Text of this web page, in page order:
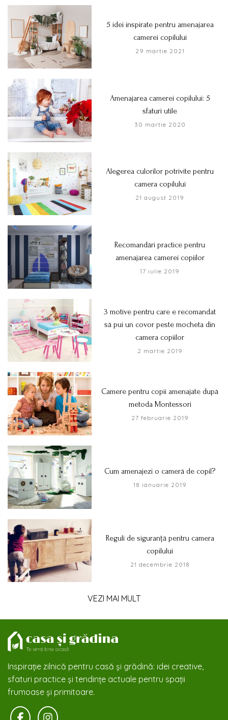
5 idei inspirate pentru amenajarea
camerei copilului
29 martie 2021
Amenajarea camerei copilului: 5
sfaturi utile
30 martie 2020
Alegerea culorilor potrivite pentru
camera copilului
21 august 2019
Recomandări practice pentru
amenajarea camerei copiilor
17 iulie 2019
3 motive pentru care e recomandat
să pui un covor peste mocheta din
camera copiilor
2 martie 2019
Camere pentru copii amenajate după
metoda Montessori
27 februarie 2019
Cum amenajezi o cameră de copil?
18 ianuarie 2019
Reguli de siguranță pentru camera
copilului
21 decembrie 2018
VEZI MAI MULT
Inspirație zilnică pentru casă și grădină: idei creative,
sfaturi practice și tendințe actuale pentru spații
frumoase și primitoare.